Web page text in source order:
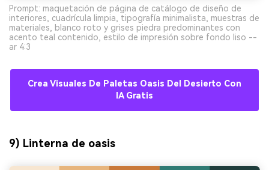
Prompt: maquetación de página de catálogo de diseño de
interiores, cuadrícula limpia, tipografía minimalista, muestras de
materiales, blanco roto y grises piedra predominantes con
acento teal contenido, estilo de impresión sobre fondo liso --
ar 4:3
Crea Visuales De Paletas Oasis Del Desierto Con
IA Gratis
9) Linterna de oasis